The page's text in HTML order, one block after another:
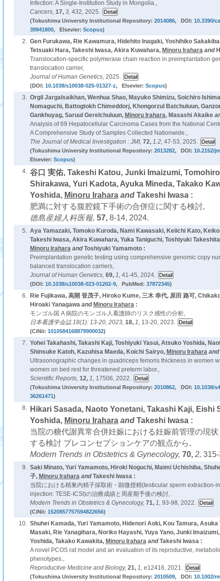
Infection: A Single-Institution Study in Mongolia.,
Cancers, 17, 3, 432, 2025.
(Tokushima University Institutional Repository: 2014086, DOI: 10.3390/
39941800, Elsevier: Scopus)
2. Gen Furukawa, Rie Kawamura, Hidehito Inagaki, Yoshihiko
Tetsuaki Hara, Takeshi Iwasa, Akira Kuwahara, Minoru Iraharaand
Translocation-specific polymerase chain reaction in preimplantation
translocation carrier,
Journal of Human Genetics, 2025.
(DOI: 10.1038/s10038-025-01327-z, Elsevier: Scopus)
3. Orgil Jargalsaikhan, Wenhua Shao, Mayuko Shimizu, Soichiro
Nomaguchi, Battogtokh Chimeddorj, Khongorzul Batchuluun,
Gankhuyag, Saruul Gerelchuluun, Minoru Irahara, Masashi Akaike
Analysis of 69 Hepatocellular Carcinoma Cases from the National
A Comprehensive Study of Samples Collected Nationwide.,
The Journal of Medical Investigation : JMI, 72, 1.2, 47-53, 2025.
(Tokushima University Institutional Repository: 2013282, DOI: 10.2152/
Elsevier: Scopus)
4. 谷口 実佑, Takeshi Katou, Junki Imaizumi,
Shirakawa, Yuri Kadota, Ayuka Mineda, Takako
Yoshida, Minoru Iraharaand Takeshi Iwasa :
肥満に対する腹腔鏡下手術の合併症に関する検討,
徳島産婦人科医報, 57, 8-14, 2024.
5. Aya Yamazaki, Tomoko Kuroda, Nami Kawasaki, Keiichi Kato,
Takeshi Iwasa, Akira Kuwahara, Yuka Taniguchi, Toshiyuki
Minoru IraharaandToshiyuki Yamamoto :
Preimplantation genetic testing using comprehensive genomic copy
balanced translocation carriers,
Journal of Human Genetics, 69, 1, 41-45, 2024.
(DOI: 10.1038/s10038-023-01202-9, PubMed: 37872345)
6.
Rie Fujikawa, 高開 登茂子, Hiroko Kume, 三木 幸代, 原田 路可,
Hiroaki Yanagawaand Minoru Irahara:
モンゴル国 A 病院のモンゴル人看護師のリスク感性の分析,
日本看護学会誌 18(1): 13-20, 2023, 18, 1, 13-20, 2023.
(CiNii: 1010584168879900032)
7. Yohei Takahashi, Takashi Kaji, Toshiyuki Yasui, Atsuko Yoshida,
Shinsuke Katoh, Kazuhisa Maeda, Koichi Sairyo, Minoru Iraharaand
Ultrasonographic changes in quadriceps femoris thickness in women
women on bed rest for threatened preterm labor.,
Scientific Reports, 12, 1, 17506, 2022.
(Tokushima University Institutional Repository: 2010862, DOI: 10.1038/
36261471)
8.
Hikari Sasada, Naoto Yonetani, Takashi Kaji, Eishi
Yoshida, Minoru Iraharaand Takeshi Iwasa :
当院の糖代謝異常合併妊娠における妊娠前管理の現
する検討 プレコンセプションケアの観点から,
Modern Trends in Obstetrics & Gynecology, 70, 2,
9. Saki Minato, Yuri Yamamoto, Hiroki Noguchi, Maimi Uchishiba,
子, Minoru IraharaandTakeshi Iwasa :
当院における精巣内精子採取術・顕微授精(testicular sperm extraction-
injection: TESE-ICSI)の治療成績と周産期予後の検討,
Modern Trends in Obstetrics & Gynecology, 71, 1, 93-98, 2022.
(CiNii: 1520857757594822656)
10. Shuhei Kamada, Yuri Yamamoto, Hidenori Aoki, Kou Tamura, Asuka
Masaki, Rie Yanagihara, Noriko Hayashi, Yuya Yano, Junki
Yoshida, Takako Kawakita, Minoru IraharaandTakeshi Iwasa :
A novel PCOS rat model and an evaluation of its reproductive,
phenotypes.,
Reproductive Medicine and Biology, 21, 1, e12416, 2021.
(Tokushima University Institutional Repository: 2010509, DOI: 10.1002/